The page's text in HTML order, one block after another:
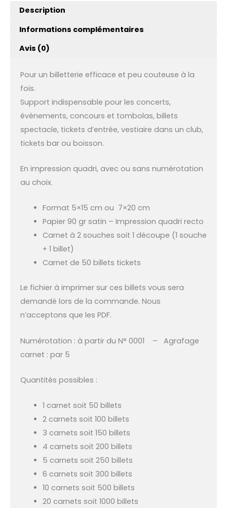
Description
Informations complémentaires
Avis (0)
Pour un billetterie efficace et peu couteuse à la
fois.
Support indispensable pour les concerts,
évènements, concours et tombolas, billets
spectacle, tickets d’entrée, vestiaire dans un club,
tickets bar ou boisson.
En impression quadri, avec ou sans numérotation
au choix.
Format 5×15 cm ou 7×20 cm
Papier 90 gr satin – Impression quadri recto
Carnet à 2 souches soit 1 découpe (1 souche
+ 1 billet)
Carnet de 50 billets tickets
Le fichier à imprimer sur ces billets vous sera
demandé lors de la commande. Nous
n’acceptons que les PDF.
Numérotation : à partir du N° 0001 – Agrafage
carnet : par 5
Quantités possibles :
1 carnet soit 50 billets
2 carnets soit 100 billets
3 carnets soit 150 billets
4 carnets soit 200 billets
5 carnets soit 250 billets
6 carnets soit 300 billets
10 carnets soit 500 billets
20 carnets soit 1000 billets